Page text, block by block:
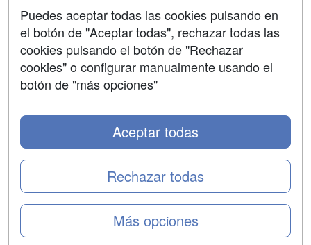
Grupo formazion:
Copyright 2000-2026 Formazion Web, S.L. - Calle
Fermín Caballero, 62 - 28034 Madrid Tel: 91 533 70 78
Puedes aceptar todas las cookies pulsando en
el botón de "Aceptar todas", rechazar todas las
cookies pulsando el botón de "Rechazar
cookies" o configurar manualmente usando el
botón de "más opciones"
Más opciones
Rechazar todas
Aceptar todas